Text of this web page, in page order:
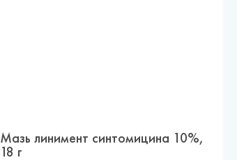
Мазь линимент синтомицина 10%,
18 г